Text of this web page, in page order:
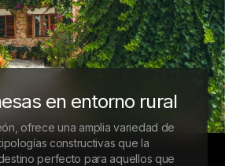
en entorno rural
ofrece una amplia variedad de
constructivas que la
perfecto para aquellos que